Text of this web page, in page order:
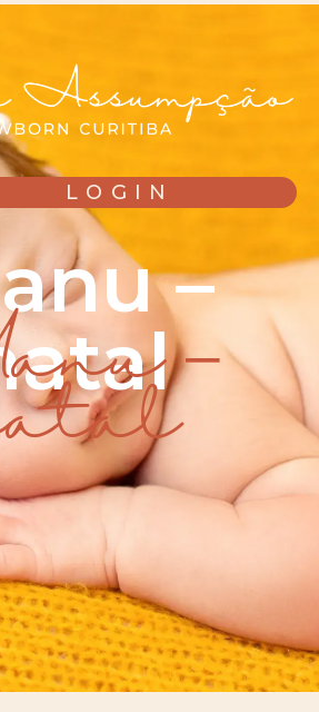
LOGIN
–
–